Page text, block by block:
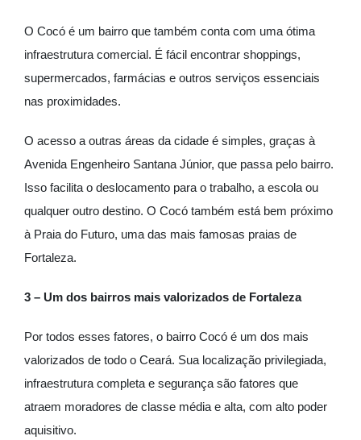
O Cocó é um bairro que também conta com uma ótima
infraestrutura comercial. É fácil encontrar shoppings,
supermercados, farmácias e outros serviços essenciais
nas proximidades.
O acesso a outras áreas da cidade é simples, graças à
Avenida Engenheiro Santana Júnior, que passa pelo bairro.
Isso facilita o deslocamento para o trabalho, a escola ou
qualquer outro destino. O Cocó também está bem próximo
à Praia do Futuro, uma das mais famosas praias de
Fortaleza.
3 – Um dos bairros mais valorizados de Fortaleza
Por todos esses fatores, o bairro Cocó é um dos mais
valorizados de todo o Ceará. Sua localização privilegiada,
infraestrutura completa e segurança são fatores que
atraem moradores de classe média e alta, com alto poder
aquisitivo.